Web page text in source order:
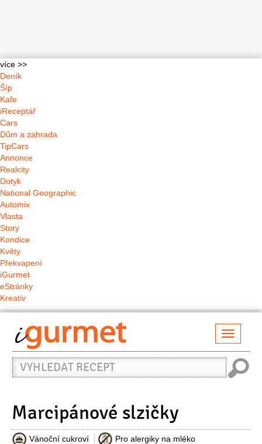
více >>
Deník
Šíp
Kafe
iReceptář
Cars
Dům a zahrada
TipCars
Annonce
Realcity
Dotyk
National Geographic
Automix
Vlasta
Story
Kondice
Květy
Překvapení
iGurmet
eStránky
Kreativ
Vyhledat
recept
Marcipánové slzičky
Vánoční cukroví
Pro alergiky na mléko